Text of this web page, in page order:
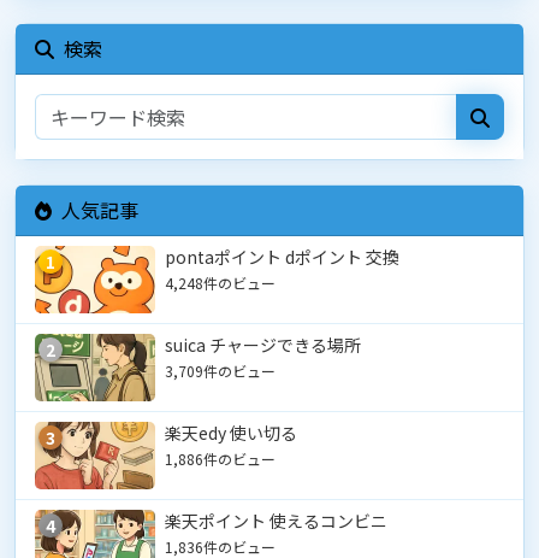
検索
人気記事
1 pontaポイント dポイント 交換
4,248件のビュー
2 suica チャージできる場所
3,709件のビュー
3 楽天edy 使い切る
1,886件のビュー
4 楽天ポイント 使えるコンビニ
1,836件のビュー